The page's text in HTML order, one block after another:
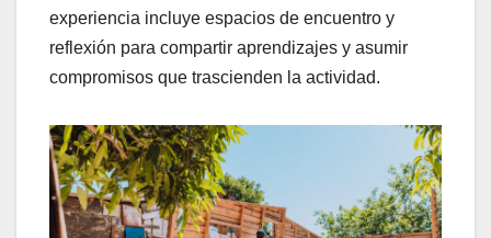
experiencia incluye espacios de encuentro y
reflexión para compartir aprendizajes y asumir
compromisos que trascienden la actividad.